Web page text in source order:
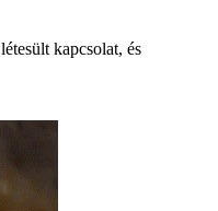
kapcsolat, és